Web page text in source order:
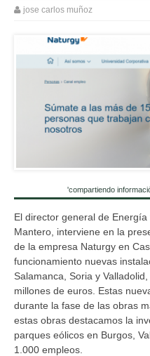
jose carlos muñoz
'compartiendo
El director general de
Mantero, interviene en la
de la empresa Naturgy en
funcionamiento nuevas
Salamanca, Soria y
millones de euros. Estas
durante la fase de las obras
estas obras destacamos la
parques eólicos en Burgos,
1.000 empleos.